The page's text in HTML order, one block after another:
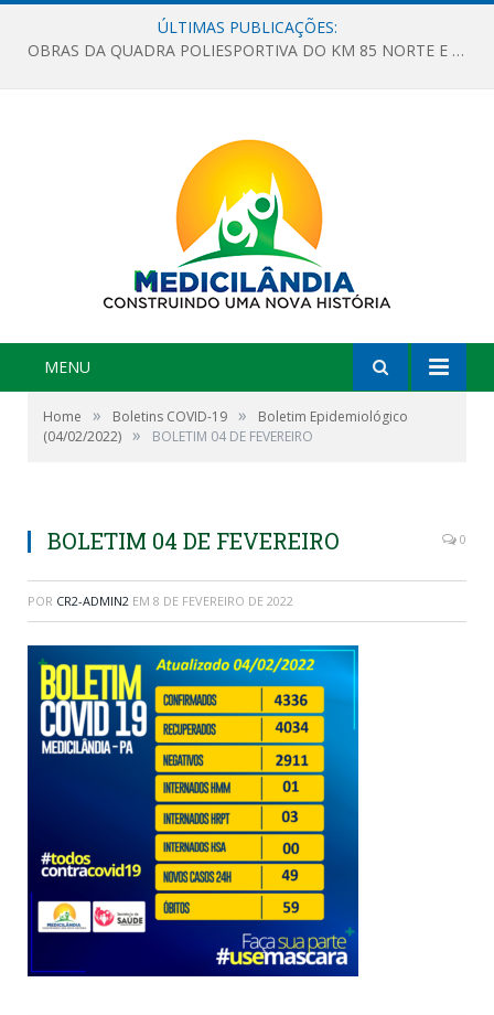
ÚLTIMAS PUBLICAÇÕES:
OBRAS DA QUADRA POLIESPORTIVA DO KM 85 NORTE E DA ESCOLA GASPAR VIANA AVANÇAM
MENU
Home » Boletins COVID-19 »
Boletim Epidemiológico
(04/02/2022) » BOLETIM 04 DE FEVEREIRO
BOLETIM 04 DE FEVEREIRO 0
POR CR2-ADMIN2 EM 8 DE FEVEREIRO DE 2022